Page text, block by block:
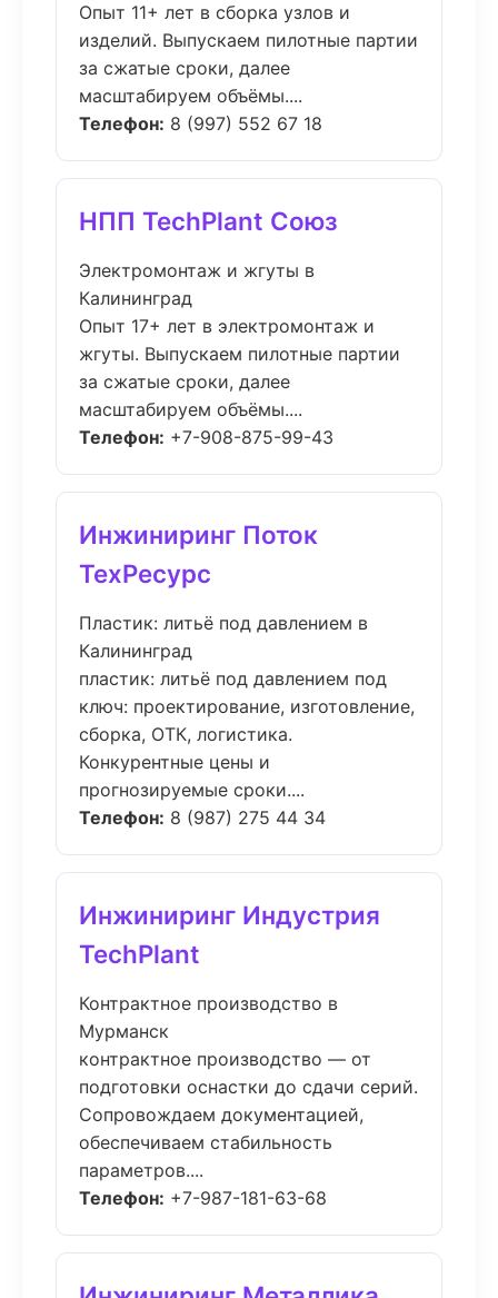
Опыт 11+ лет в сборка узлов и
изделий. Выпускаем пилотные партии
за сжатые сроки, далее
масштабируем объёмы....
Телефон: 8 (997) 552 67 18
НПП TechPlant Союз
Электромонтаж и жгуты в
Калининград
Опыт 17+ лет в электромонтаж и
жгуты. Выпускаем пилотные партии
за сжатые сроки, далее
масштабируем объёмы....
Телефон: +7-908-875-99-43
Инжиниринг Поток
ТехРесурс
Пластик: литьё под давлением в
Калининград
пластик: литьё под давлением под
ключ: проектирование, изготовление,
сборка, ОТК, логистика.
Конкурентные цены и
прогнозируемые сроки....
Телефон: 8 (987) 275 44 34
Инжиниринг Индустрия
TechPlant
Контрактное производство в
Мурманск
контрактное производство — от
подготовки оснастки до сдачи серий.
Сопровождаем документацией,
обеспечиваем стабильность
параметров....
Телефон: +7-987-181-63-68